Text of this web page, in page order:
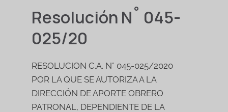
Resolución N˚ 045-
025/20
RESOLUCION C.A. N° 045-025/2020
POR LA QUE SE AUTORIZA A LA
DIRECCIÓN DE APORTE OBRERO
PATRONAL, DEPENDIENTE DE LA